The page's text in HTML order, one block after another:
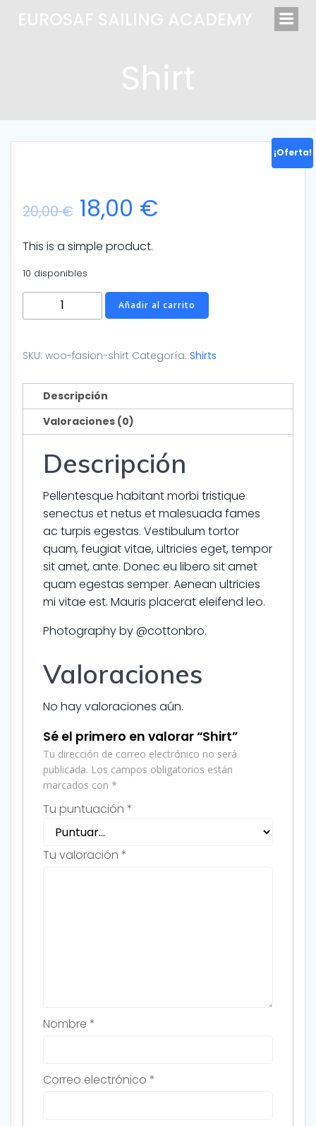
EUROSAF SAILING ACADEMY
Shirt
¡Oferta!
20,00€ El
precio
original
era:
20,00 €.
18,00 €
es:
18,00 €.
This is a simple product.
10 disponibles
cantidad
Añadir al carrito
SKU: woo-fasion-shirt Categoría: Shirts
Descripción
Valoraciones (0)
Descripción
Pellentesque habitant morbi tristique
senectus et netus et malesuada fames
ac turpis egestas. Vestibulum tortor
quam, feugiat vitae, ultricies eget, tempor
sit amet, ante. Donec eu libero sit amet
quam egestas semper. Aenean ultricies
mi vitae est. Mauris placerat eleifend leo.
Photography by @cottonbro.
Valoraciones
No hay valoraciones aún.
Sé el primero en valorar “Shirt”
Tu dirección de correo electrónico no será
publicada. Los campos obligatorios están
marcados con *
Tu puntuación *
Tu valoración *
Nombre *
Correo electrónico *